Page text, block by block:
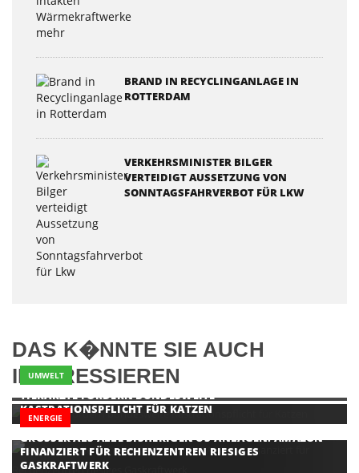
BRAND IN RECYCLINGANLAGE IN
ROTTERDAM
VERKEHRSMINISTER BILGER
VERTEIDIGT AUSSETZUNG VON
SONNTAGSFAHRVERBOT FÜR LKW
DAS K�NNTE SIE AUCH
INTERESSIEREN
UMWELT
TIERÄRZTE FORDERN BUNDESWEITE
KASTRATIONSPFLICHT FÜR KATZEN
ENERGIE
GRÖSSER ALS ALLE BISHERIGEN US-ANLAGEN: AMAZON F
INANZIERT FÜR RECHENZENTREN RIESIGES G
ASKRAFTWERK